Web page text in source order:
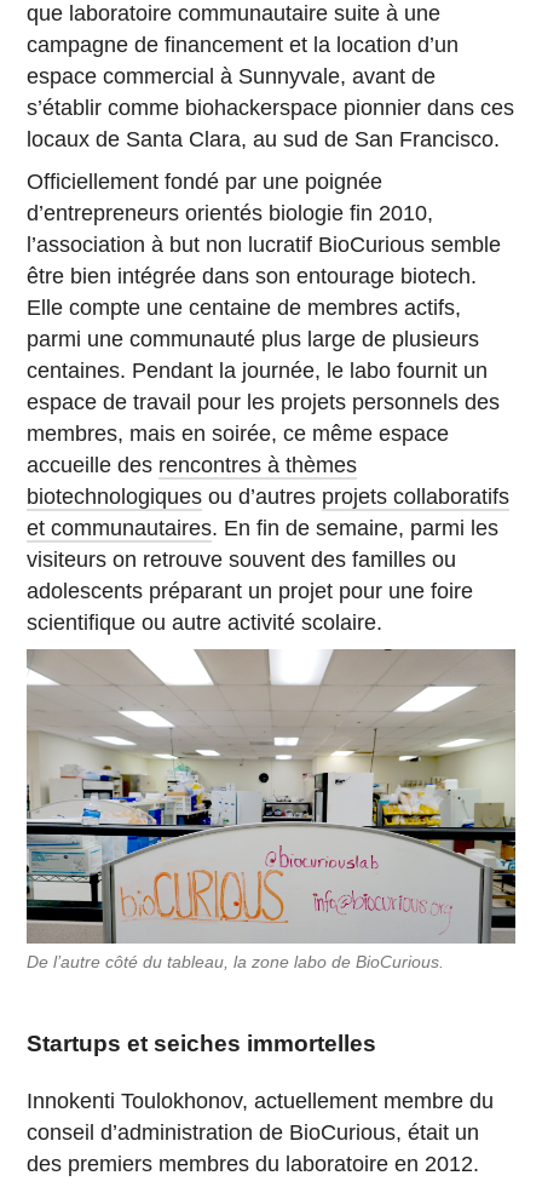
que laboratoire communautaire suite à une
campagne de financement et la location d’un
espace commercial à Sunnyvale, avant de
s’établir comme biohackerspace pionnier dans ces
locaux de Santa Clara, au sud de San Francisco.
Officiellement fondé par une poignée
d’entrepreneurs orientés biologie fin 2010,
l’association à but non lucratif BioCurious semble
être bien intégrée dans son entourage biotech.
Elle compte une centaine de membres actifs,
parmi une communauté plus large de plusieurs
centaines. Pendant la journée, le labo fournit un
espace de travail pour les projets personnels des
membres, mais en soirée, ce même espace
accueille des rencontres à thèmes
biotechnologiques ou d’autres projets collaboratifs
et communautaires. En fin de semaine, parmi les
visiteurs on retrouve souvent des familles ou
adolescents préparant un projet pour une foire
scientifique ou autre activité scolaire.
De l’autre côté du tableau, la zone labo de BioCurious.
Startups et seiches immortelles
Innokenti Toulokhonov, actuellement membre du
conseil d’administration de BioCurious, était un
des premiers membres du laboratoire en 2012.